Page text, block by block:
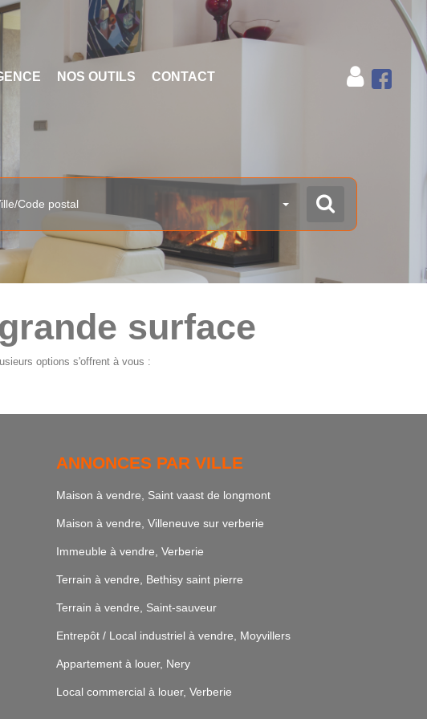
NOS OUTILS CONTACT
Code postal
surface
options s'offrent à vous :
ANNONCES PAR VILLE
Maison à vendre, Saint vaast de longmont
Maison à vendre, Villeneuve sur verberie
Immeuble à vendre, Verberie
Terrain à vendre, Bethisy saint pierre
Terrain à vendre, Saint-sauveur
Entrepôt / Local industriel à vendre, Moyvillers
Appartement à louer, Nery
Local commercial à louer, Verberie